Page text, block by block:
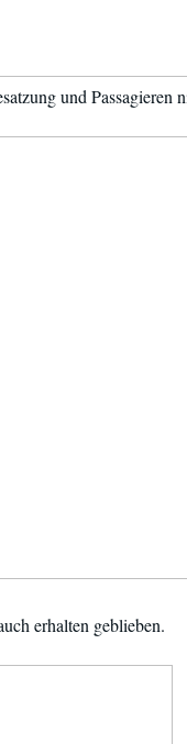
und Passagieren
erhalten geblieben.